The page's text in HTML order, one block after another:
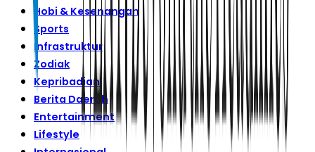
Hobi & Kesenangan
Sports
Infrastruktur
Zodiak
Kepribadian
Berita Daerah
Entertainment
Lifestyle